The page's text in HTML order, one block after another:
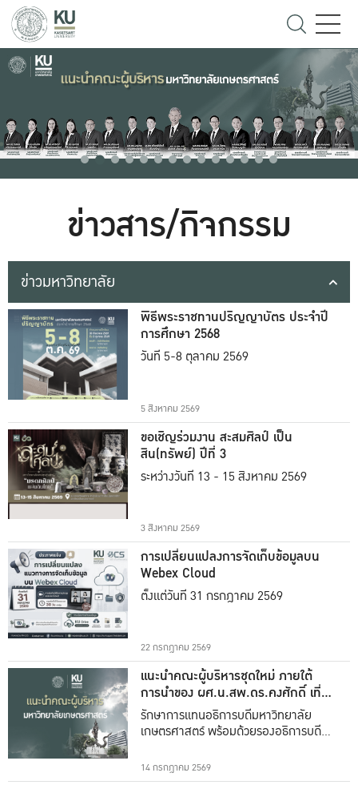
ข่าวสาร/กิจกรรม
ข่าวมหาวิทยาลัย
พิธีพระราชทานปริญญาบัตร ประจำปี
การศึกษา 2568
วันที่ 5-8 ตุลาคม 2569
5 สิงหาคม 2569
ขอเชิญร่วมงาน สะสมศิลป์ เป็น
สิน(ทรัพย์) ปีที่ 3
ระหว่างวันที่ 13 - 15 สิงหาคม 2569
3 สิงหาคม 2569
การเปลี่ยนแปลงการจัดเก็บข้อมูลบน
Webex Cloud
ตั้งแต่วันที่ 31 กรกฎาคม 2569
22 กรกฎาคม 2569
แนะนำคณะผู้บริหารชุดใหม่ ภายใต้
การนำของ ผศ.น.สพ.ดร.คงศักดิ์ เที่ยง
ธรรม
รักษาการแทนอธิการบดีมหาวิทยาลัย
เกษตรศาสตร์ พร้อมด้วยรองอธิการบดีทั้ง
14 กรกฎาคม 2569